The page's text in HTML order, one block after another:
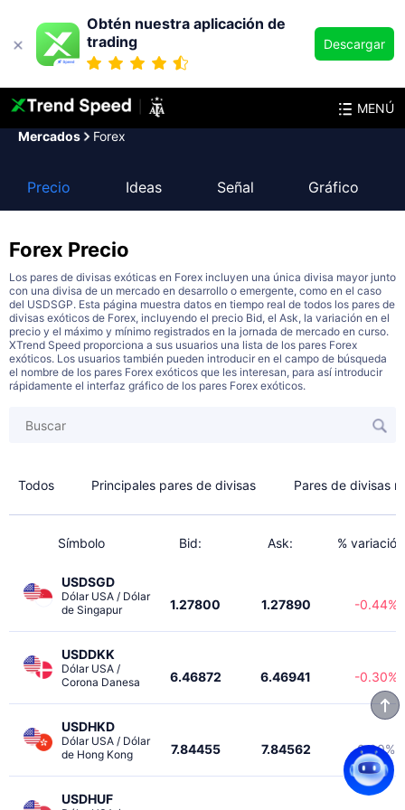
Obtén nuestra aplicación de
trading
Descargar
MENÚ
Mercados
Forex
Precio Ideas Señal Gráfico
Forex Precio
Los pares de divisas exóticas en Forex incluyen una única divisa mayor junto
con una divisa de un mercado en desarrollo o emergente, como en el caso
del USDSGP. Esta página muestra datos en tiempo real de todos los pares de
divisas exóticos de Forex, incluyendo el precio Bid, el Ask, la variación en el
precio y el máximo y mínimo registrados en la jornada de mercado en curso.
XTrend Speed proporciona a sus usuarios una lista de los pares Forex
exóticos. Los usuarios también pueden introducir en el campo de búsqueda
el nombre de los pares Forex exóticos que les interesan, para así introducir
rápidamente el interfaz gráfico de los pares Forex exóticos.
Todos Principales pares de divisas Pares de divisas
Símbolo Bid: Ask: % variación
USDSGD
Dólar USA / Dólar
de Singapur
1.27800 1.27890 -0.44%
USDDKK
Dólar USA /
Corona Danesa
6.46872 6.46941 -0.30%
USDHKD
Dólar USA / Dólar
de Hong Kong
7.84455 7.84562 0.00%
USDHUF